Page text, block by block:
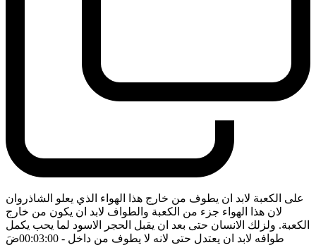
على الكعبة لابد ان يطوف من خارج هذا الهواء الذي يعلو الشاذروان
لان هذا الهواء جزء من الكعبة والطواف لابد ان يكون من خارج
الكعبة. ولزلك الانسان حتى بعد ان يقبل الحجر الاسود لما يحب يكمل
طوافه لابد ان يعتدل حتى لانه لا يطوف من داخل - 00:03:00 ضَ